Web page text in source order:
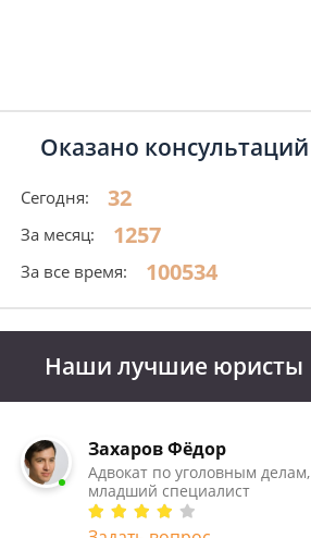
Оказано консультаций
Сегодня: 32
За месяц: 1257
За все время: 100534
Наши лучшие юристы
Захаров Фёдор
Адвокат по уголовным делам,
младший специалист